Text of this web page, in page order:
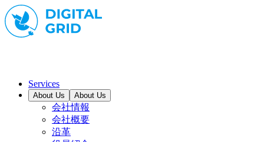
Services
About Us About Us
会社情報
会社概要
沿革